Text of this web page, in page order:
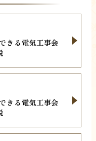
きる電気工事会
きる電気工事会